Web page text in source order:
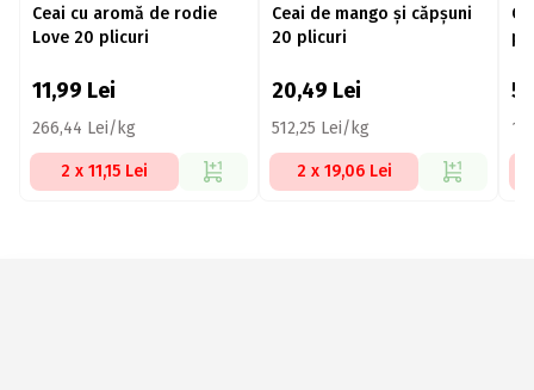
Ceai cu aromă de rodie
Love 20 plicuri
11,99 Lei
266,44 Lei/kg
2 x 11,15 Lei
Ceai de mango și căpșuni
20 plicuri
20,49 Lei
512,25 Lei/kg
2 x 19,06 Lei